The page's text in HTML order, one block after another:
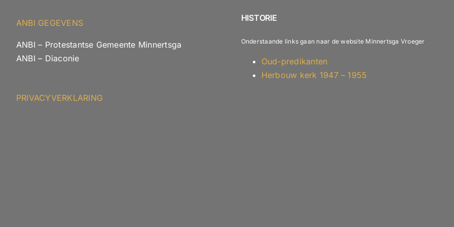
ANBI GEGEVENS
ANBI – Protestantse Gemeente Minnertsga
ANBI – Diaconie
PRIVACYVERKLARING
HISTORIE
Onderstaande links gaan naar de website Minnertsga Vroeger
Oud-predikanten
Herbouw kerk 1947 – 1955